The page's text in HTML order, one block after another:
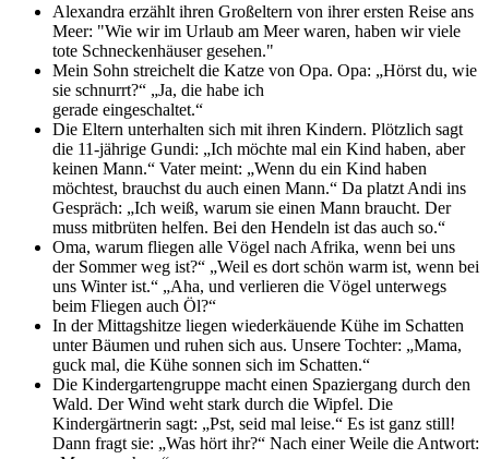
Alexandra erzählt ihren Großeltern von ihrer ersten Reise ans
Meer: "Wie wir im Urlaub am Meer waren, haben wir viele
tote Schneckenhäuser gesehen."
Mein Sohn streichelt die Katze von Opa. Opa: „Hörst du, wie
sie schnurrt?“ „Ja, die habe ich
gerade eingeschaltet.“
Die Eltern unterhalten sich mit ihren Kindern. Plötzlich sagt
die 11-jährige Gundi: „Ich möchte mal ein Kind haben, aber
keinen Mann.“ Vater meint: „Wenn du ein Kind haben
möchtest, brauchst du auch einen Mann.“ Da platzt Andi ins
Gespräch: „Ich weiß, warum sie einen Mann braucht. Der
muss mitbrüten helfen. Bei den Hendeln ist das auch so.“
Oma, warum fliegen alle Vögel nach Afrika, wenn bei uns
der Sommer weg ist?“ „Weil es dort schön warm ist, wenn bei
uns Winter ist.“ „Aha, und verlieren die Vögel unterwegs
beim Fliegen auch Öl?“
In der Mittagshitze liegen wiederkäuende Kühe im Schatten
unter Bäumen und ruhen sich aus. Unsere Tochter: „Mama,
guck mal, die Kühe sonnen sich im Schatten.“
Die Kindergartengruppe macht einen Spaziergang durch den
Wald. Der Wind weht stark durch die Wipfel. Die
Kindergärtnerin sagt: „Pst, seid mal leise.“ Es ist ganz still!
Dann fragt sie: „Was hört ihr?“ Nach einer Weile die Antwort: